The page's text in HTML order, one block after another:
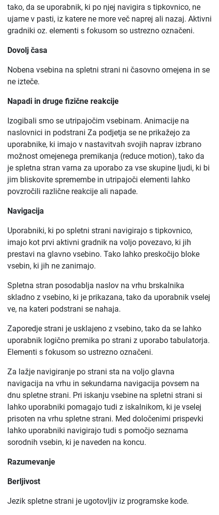
tako, da se uporabnik, ki po njej navigira s tipkovnico, ne
ujame v pasti, iz katere ne more več naprej ali nazaj. Aktivni
gradniki oz. elementi s fokusom so ustrezno označeni.
Dovolj časa
Nobena vsebina na spletni strani ni časovno omejena in se
ne izteče.
Napadi in druge fizične reakcije
Izogibali smo se utripajočim vsebinam. Animacije na
naslovnici in podstrani Za podjetja se ne prikažejo za
uporabnike, ki imajo v nastavitvah svojih naprav izbrano
možnost omejenega premikanja (reduce motion), tako da
je spletna stran varna za uporabo za vse skupine ljudi, ki bi
jim bliskovite spremembe in utripajoči elementi lahko
povzročili različne reakcije ali napade.
Navigacija
Uporabniki, ki po spletni strani navigirajo s tipkovnico,
imajo kot prvi aktivni gradnik na voljo povezavo, ki jih
prestavi na glavno vsebino. Tako lahko preskočijo bloke
vsebin, ki jih ne zanimajo.
Spletna stran posodablja naslov na vrhu brskalnika
skladno z vsebino, ki je prikazana, tako da uporabnik vselej
ve, na kateri podstrani se nahaja.
Zaporedje strani je usklajeno z vsebino, tako da se lahko
uporabnik logično premika po strani z uporabo tabulatorja.
Elementi s fokusom so ustrezno označeni.
Za lažje navigiranje po strani sta na voljo glavna
navigacija na vrhu in sekundarna navigacija povsem na
dnu spletne strani. Pri iskanju vsebine na spletni strani si
lahko uporabniki pomagajo tudi z iskalnikom, ki je vselej
prisoten na vrhu spletne strani. Med določenimi prispevki
lahko uporabniki navigirajo tudi s pomočjo seznama
sorodnih vsebin, ki je naveden na koncu.
Razumevanje
Berljivost
Jezik spletne strani je ugotovljiv iz programske kode.